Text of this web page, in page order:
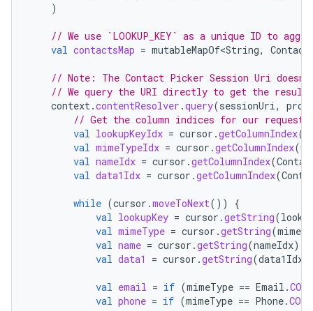
)
// We use `LOOKUP_KEY` as a unique ID to
val contactsMap = mutableMapOf<String, Contact
// Note: The Contact Picker Session Uri
// We query the URI directly to get the
context.contentResolver .query(sessionUri,
// Get the column indices for our
val lookupKeyIdx = cursor .getColumnIndex(
val mimeTypeIdx = cursor .getColumnIndex(
val nameIdx = cursor .getColumnIndex(
val data1Idx = cursor .getColumnIndex(
while (cursor .moveToNext())
{
val lookupKey = cursor .getString(
val mimeType = cursor .getString(
val name = cursor .getString(nameIdx)
val data1 = cursor .getString(data1Idx
val email = if (mimeType == Email .
val phone = if (mimeType == Phone.